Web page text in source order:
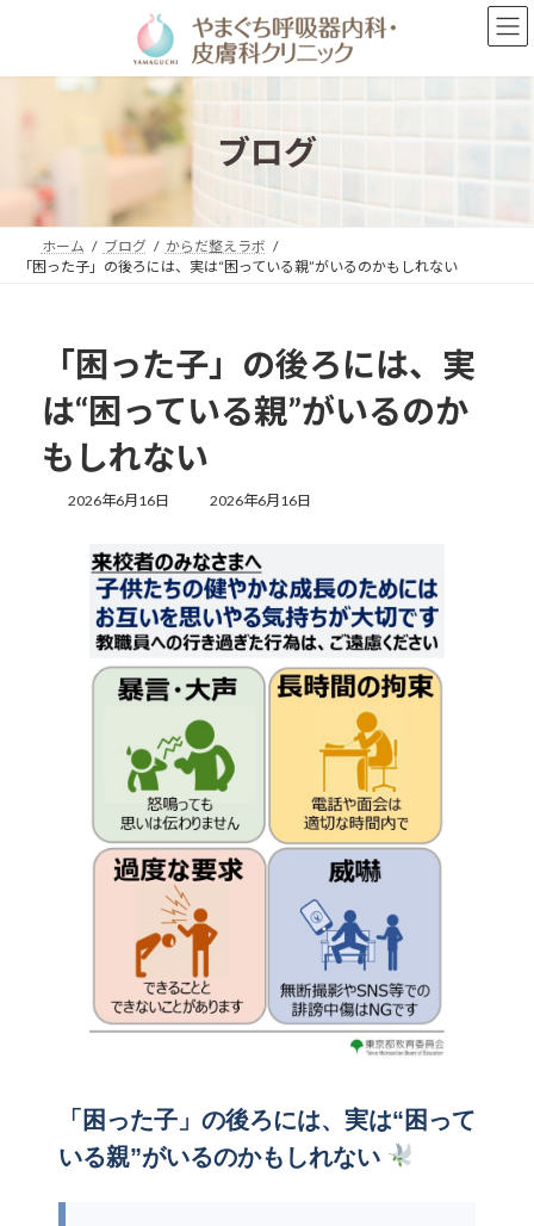
ン
プ
ー
動
ブログ
ホーム ブログ
からだ整えラボ
「困った子」の後ろには、実は“困っている親”がいるのかもしれない
「困った子」の後ろには、実
は“困っている親”がいるのか
もしれない
2026年6月16日
最
新
日
時
:
2026年6月16日
「困った子」の後ろには、実は“困って
いる親”がいるのかもしれない